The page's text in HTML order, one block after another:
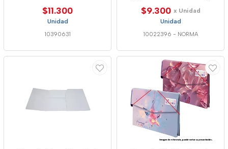
$11.300
Unidad
10390631
$9.300 x Unidad
Unidad
10022396 - NORMA